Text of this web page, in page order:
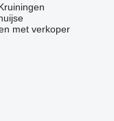
met verkoper